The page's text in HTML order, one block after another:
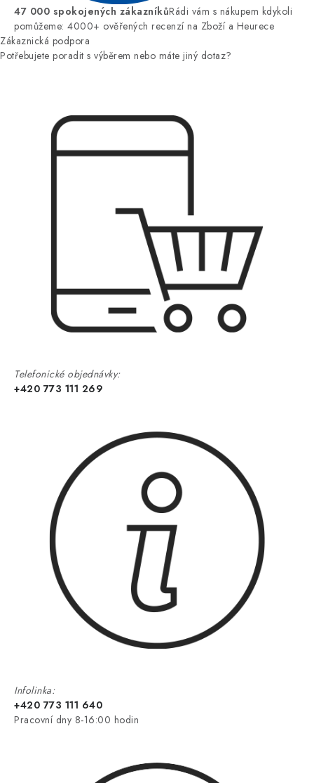
47 000 spokojených zákazníkůRádi vám s nákupem kdykoli
pomůžeme: 4000+ ověřených recenzí na Zboží a Heurece
Zákaznická podpora
Potřebujete poradit s výběrem nebo máte jiný dotaz?
Telefonické objednávky:
+420 773 111 269
Infolinka:
+420 773 111 640
Pracovní dny 8-16:00 hodin